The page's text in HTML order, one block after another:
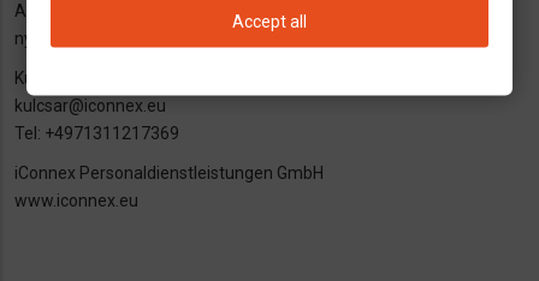
Amennyiben hirdetésünk felkeltette érdeklődését, várjuk német
nyelvű szakmai önéletrajzát az alábbi E-mail címre:
Kulcsár Tamás
kulcsar@iconnex.eu
Tel: +4971311217369
iConnex Personaldienstleistungen GmbH
www.iconnex.eu
Accept all